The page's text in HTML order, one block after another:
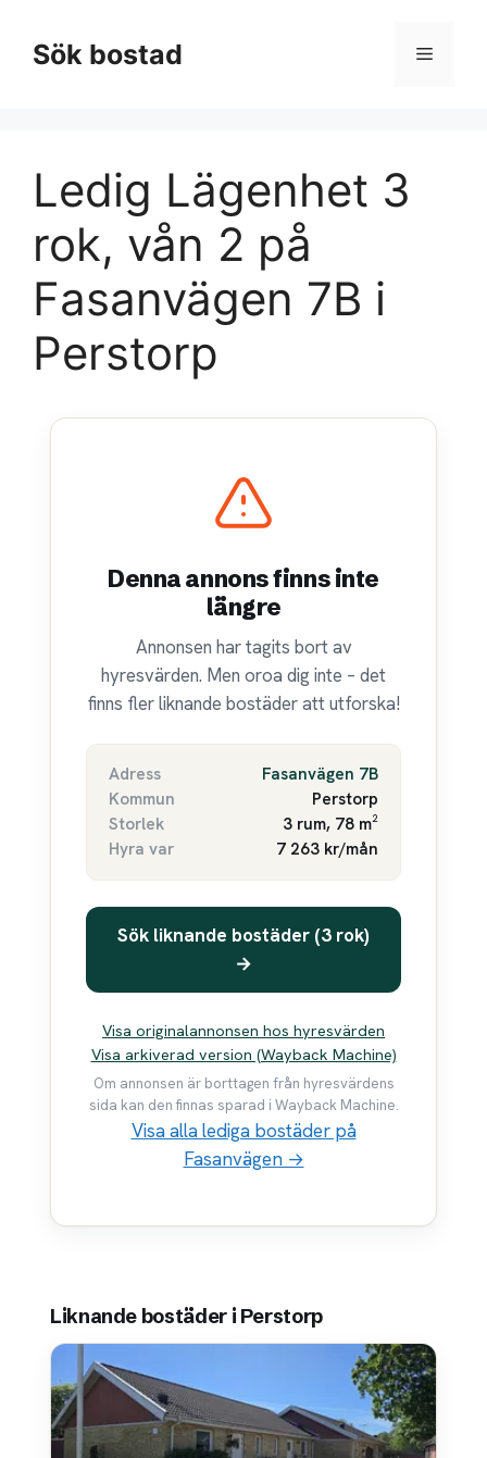
innehållSök bostad Meny
Ledig Lägenhet 3
rok, vån 2 på
Fasanvägen 7B i
Perstorp
Denna annons finns inte
längre
Annonsen har tagits bort av
hyresvärden. Men oroa dig inte – det
finns fler liknande bostäder att utforska!
Adress
Fasanvägen 7B
Kommun
Perstorp
Storlek
3 rum, 78 m²
Hyra var
7 263 kr/mån
Sök liknande bostäder (3 rok)
→
Visa originalannonsen hos hyresvärden
Visa arkiverad version (Wayback Machine)
Om annonsen är borttagen från hyresvärdens
sida kan den finnas sparad i Wayback Machine.
Visa alla lediga bostäder på
Fasanvägen →
Liknande bostäder i Perstorp